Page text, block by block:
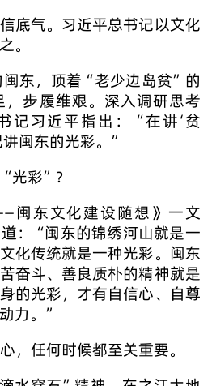
底气。习近平总书记以文化
。
闽东，顶着“老少边岛贫”的
步履维艰。深入调研思考
记习近平指出：“在讲‘贫
闽东的光彩。”
光彩”？
闽东文化建设随想》一文
：“闽东的锦绣河山就是一
化传统就是一种光彩。闽东
奋斗、善良质朴的精神就是
的光彩，才有自信心、自尊
力。”
，任何时候都至关重要。